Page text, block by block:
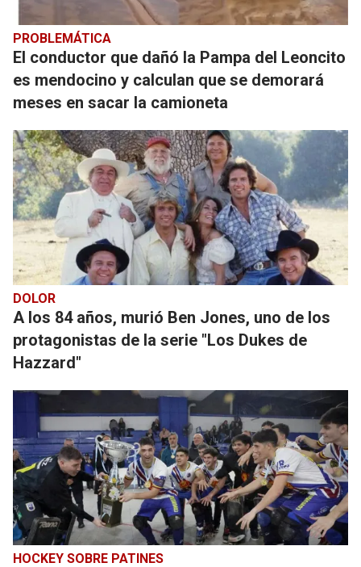
PROBLEMÁTICA
El conductor que dañó la Pampa del Leoncito
es mendocino y calculan que se demorará
meses en sacar la camioneta
DOLOR
A los 84 años, murió Ben Jones, uno de los
protagonistas de la serie "Los Dukes de
Hazzard"
HOCKEY SOBRE PATINES